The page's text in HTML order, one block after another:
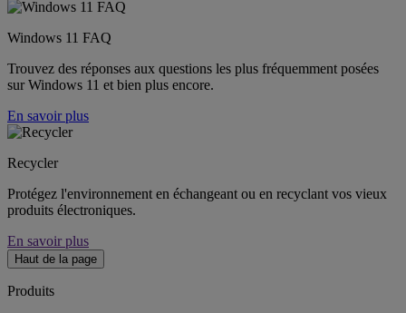
Windows 11 FAQ
Trouvez des réponses aux questions les plus fréquemment posées
sur Windows 11 et bien plus encore.
En savoir plus
Recycler
Protégez l'environnement en échangeant ou en recyclant vos vieux
produits électroniques.
En savoir plus
Haut de la page
Produits